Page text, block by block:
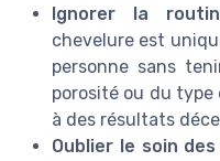
Ignorer la
chevelure est
personne sans
porosité ou du
à des résultats
Oublier le soin